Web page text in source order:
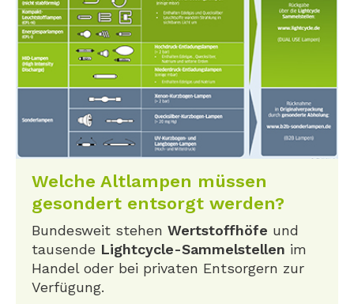
Welche Altlampen müssen
gesondert entsorgt werden?
Bundesweit stehen Wertstoffhöfe und
tausende Lightcycle-Sammelstellen im
Handel oder bei privaten Entsorgern zur
Verfügung.